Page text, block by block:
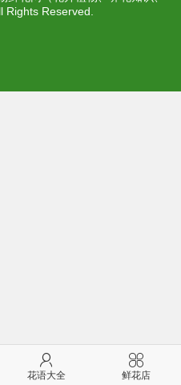
Rights Reserved.
花语大全 鲜花店